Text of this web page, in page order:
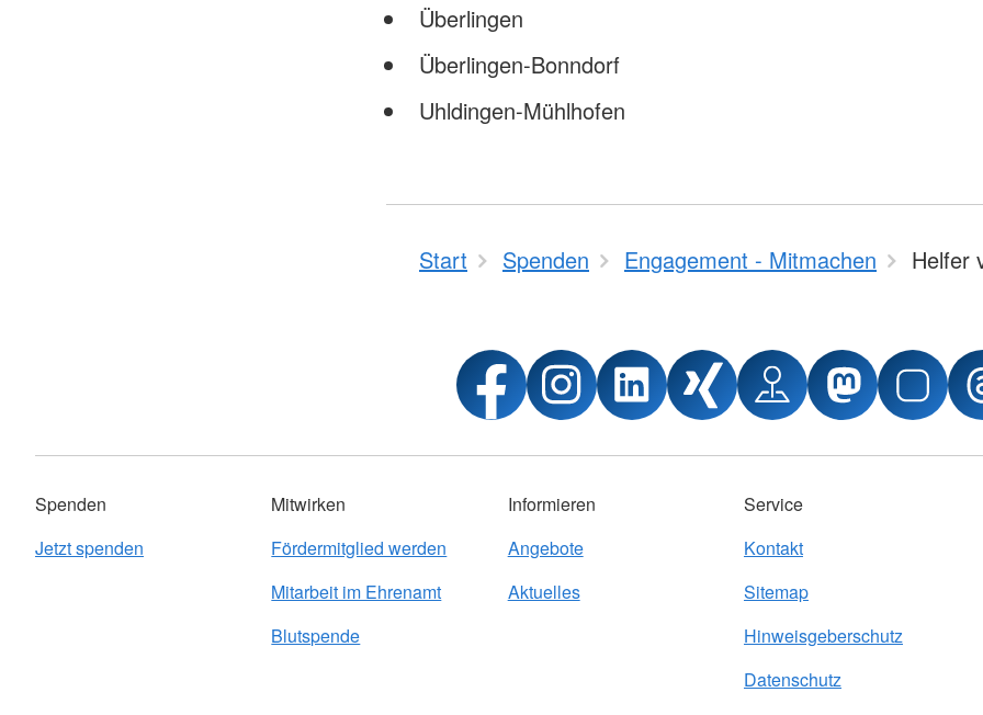
Überlingen
Überlingen-Bonndorf
Uhldingen-Mühlhofen
Start Spenden Engagement - Mitmachen Helfer
Spenden
Jetzt spenden
Mitwirken
Fördermitglied werden
Mitarbeit im Ehrenamt
Blutspende
Informieren
Angebote
Aktuelles
Service
Kontakt
Sitemap
Hinweisgeberschutz
Datenschutz